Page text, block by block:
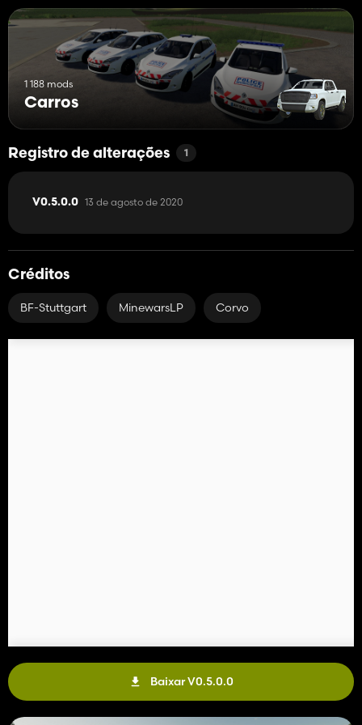
1 188 mods
Carros
Registro de alterações 1
V0.5.0.0 13 de agosto de 2020
Créditos
BF-Stuttgart MinewarsLP Corvo
Baixar V0.5.0.0